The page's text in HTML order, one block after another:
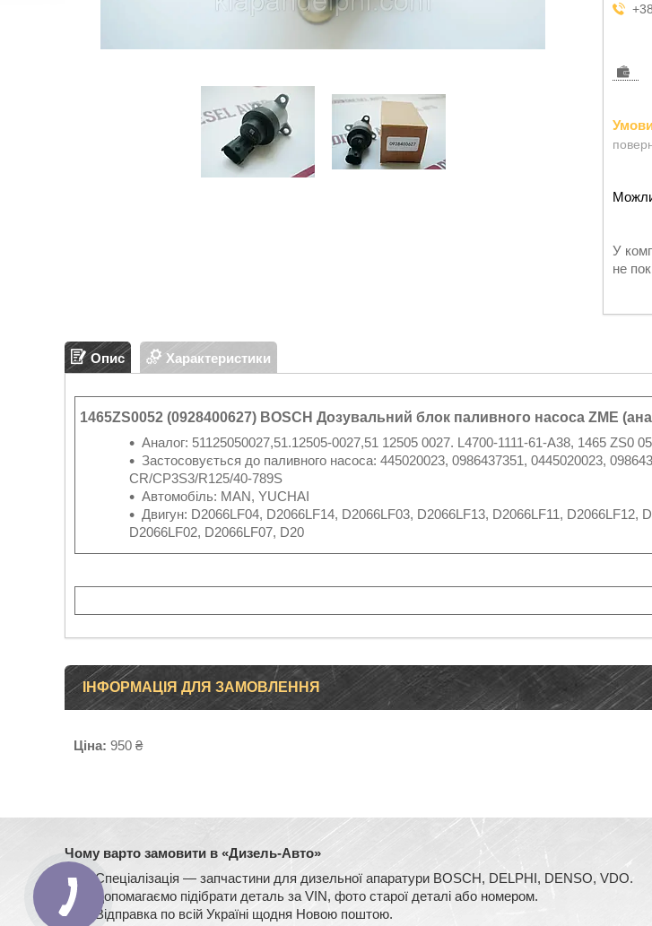
У
не
Опис Характеристики
1465ZS0052 (0928400627) BOSCH Дозувальний блок паливного насоса ZME
Аналог: 51125050027,51.12505-0027,51 12505 0027. L4700-1111-61-A38, 1465 ZS0
Застосовується до паливного насоса: 445020023, 0986437351, 0445020023,
CR/CP3S3/R125/40-789S
Автомобіль: MAN, YUCHAI
Двигун: D2066LF04, D2066LF14, D2066LF03, D2066LF13, D2066LF11, D2066LF12,
D2066LF02, D2066LF07, D20
ІНФОРМАЦІЯ ДЛЯ ЗАМОВЛЕННЯ
Ціна: 950 ₴
Чому варто замовити в «Дизель-Авто»
Спеціалізація — запчастини для дизельної апаратури BOSCH, DELPHI, DENSO, VDO.
Допомагаємо підібрати деталь за VIN, фото старої деталі або номером.
Відправка по всій Україні щодня Новою поштою.